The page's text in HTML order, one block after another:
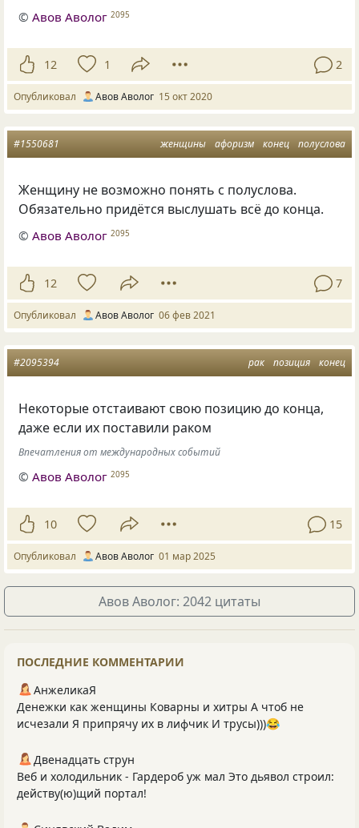
©Авов Аволог 2095
12 1 2
Опубликовал Авов Аволог 15 окт 2020
женщины афоризм конец полуслова
#1550681
Женщину не возможно понять с полуслова.
Обязательно придётся выслушать всё до конца.
©Авов Аволог 2095
12 7
Опубликовал Авов Аволог 06 фев 2021
рак позиция конец
#2095394
Некоторые отстаивают свою позицию до конца,
даже если их поставили раком
Впечатления от международных событий
©Авов Аволог 2095
10 15
Опубликовал Авов Аволог 01 мар 2025
Авов Аволог: 2042 цитаты
ПОСЛЕДНИЕ КОММЕНТАРИИ
АнжеликаЯ
Денежки как женщины Коварны и хитры А чтоб не
исчезали Я припрячу их в лифчик И трусы)))😂
Двенадцать струн
Веб и холодильник - Гардероб уж мал Это дьявол строил:
действу(ю)щий портал!